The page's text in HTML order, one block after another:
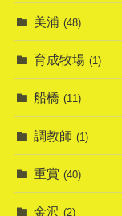
美浦 (48)
育成牧場 (1)
船橋 (11)
調教師 (1)
重賞 (40)
金沢 (2)